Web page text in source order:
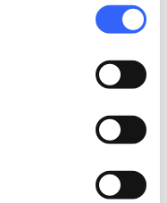
Quirico d'Orcia,